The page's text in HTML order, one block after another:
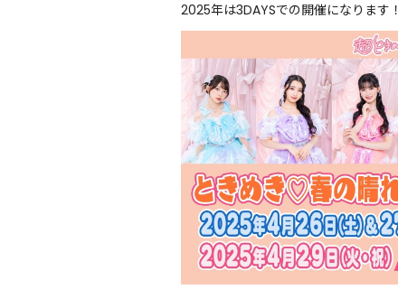
2025年は3DAYSでの開催になります！